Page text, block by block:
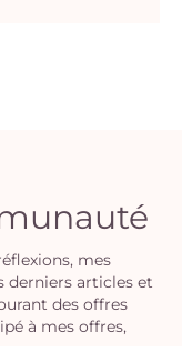
mes
derniers articles et
des offres
à mes offres,